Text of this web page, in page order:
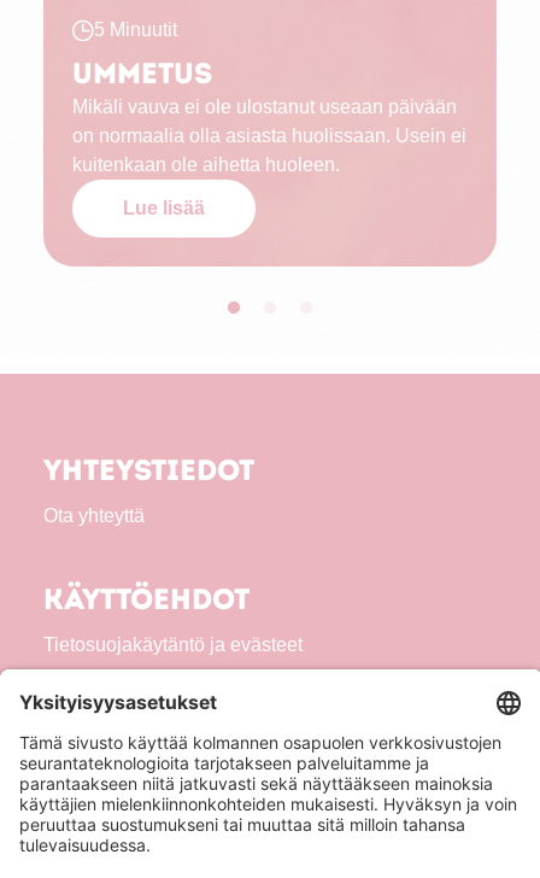
5 Minuutit
Ummetus
Mikäli vauva ei ole ulostanut useaan päivään
on normaalia olla asiasta huolissaan. Usein ei
kuitenkaan ole aihetta huoleen.
Lue lisää
Yhteystiedot
Ota yhteyttä
Käyttöehdot
Tietosuojakäytäntö ja evästeet
Yleistä
Tietoa meistä
Tuotteet